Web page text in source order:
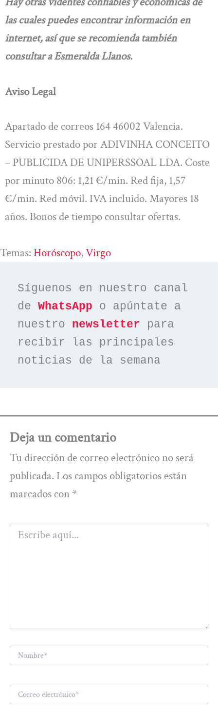
las cuales puedes encontrar información en
internet, así que se recomienda también
consultar a Esmeralda Llanos.
Aviso Legal
Apartado de correos 164 46002 Valencia.
Servicio prestado por ADIVINHA CONCEITO
– PUBLICIDA DE UNIPERSSOAL LDA. Coste
por minuto 806: 1,21 €/min. Red fija, 1,57
€/min. Red móvil. IVA incluido. Mayores 18
años. Bonos de tiempo consultar ofertas.
Temas: Horóscopo, Virgo
Síguenos en nuestro canal
de WhatsApp o apúntate a
nuestro newsletter para
recibir las principales
noticias de la semana
Deja un comentario
Tu dirección de correo electrónico no será
publicada. Los campos obligatorios están
marcados con *
Escribe
aquí...
Nombre*
Correo
electrónico*